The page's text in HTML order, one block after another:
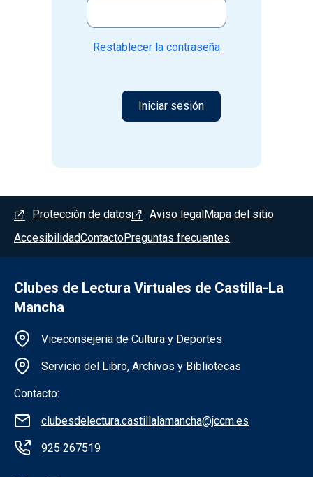
Restablecer la contraseña
Menú del pie
Protección de datos Aviso legal Mapa del sitio
AccesibilidadContactoPreguntas frecuentes
Clubes de Lectura Virtuales de Castilla-La
Mancha
Información de la institución
Viceconsejeria de Cultura y Deportes
Servicio del Libro, Archivos y Bibliotecas
Contacto:
clubesdelectura.castillalamancha@jccm.es
925 267519